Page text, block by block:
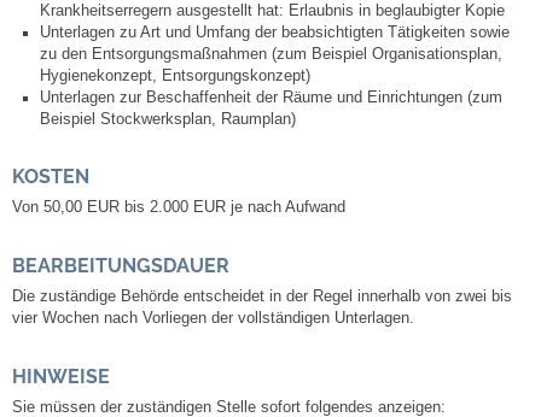
Leben
Bauen & Wohnen
Bodenrichtwerte
Bezirksschornsteinfeger
Bebauungspläne
Krankheitserregern ausgestellt hat: Erlaubnis in beglaubigter Kopie
Unterlagen zu Art und Umfang der beabsichtigten Tätigkeiten sowie
zu den Entsorgungsmaßnahmen (zum Beispiel Organisationsplan,
Hygienekonzept, Entsorgungskonzept)
Unterlagen zur Beschaffenheit der Räume und Einrichtungen (zum
Beispiel Stockwerksplan, Raumplan)
KOSTEN
Von 50,00 EUR bis 2.000 EUR je nach Aufwand
BEARBEITUNGSDAUER
Die zuständige Behörde entscheidet in der Regel innerhalb von zwei bis
vier Wochen nach Vorliegen der vollständigen Unterlagen.
HINWEISE
Sie müssen der zuständigen Stelle sofort folgendes anzeigen: